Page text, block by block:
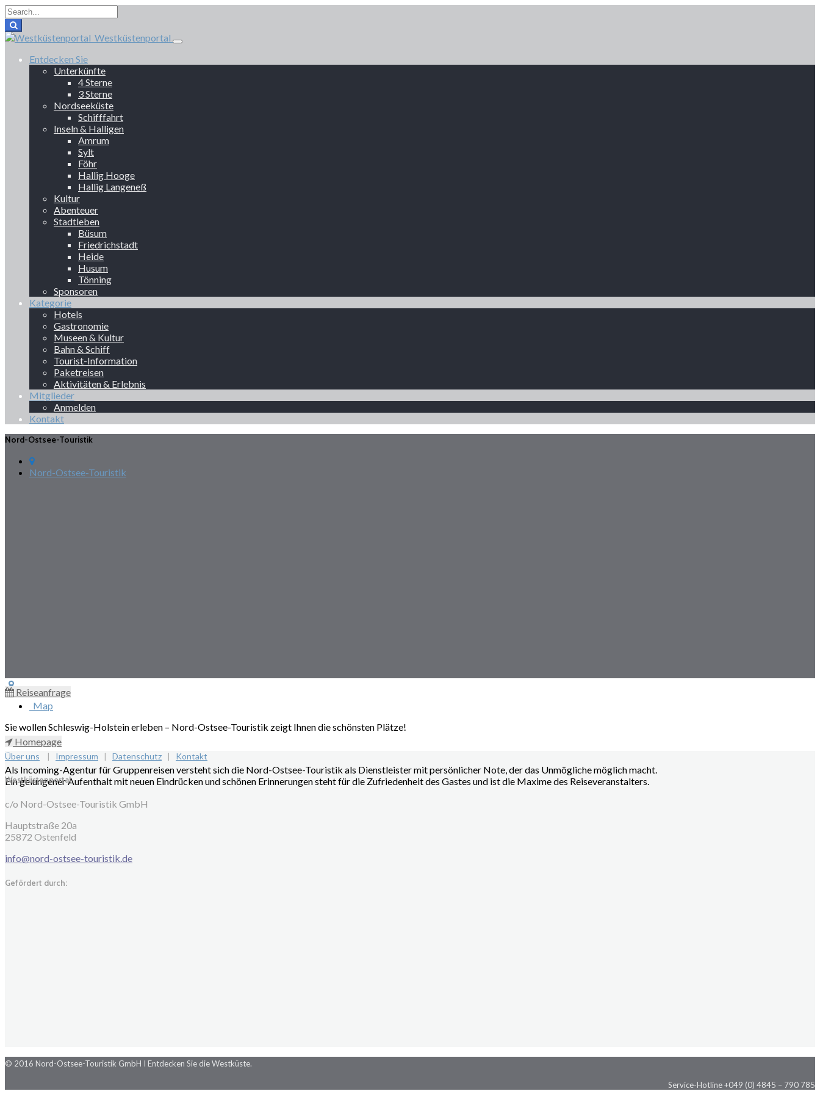
Westküstenportal
Entdecken Sie
Unterkünfte
4 Sterne
3 Sterne
Nordseeküste
Schifffahrt
Inseln & Halligen
Amrum
Sylt
Föhr
Hallig Hooge
Hallig Langeneß
Kultur
Abenteuer
Stadtleben
Büsum
Friedrichstadt
Heide
Husum
Tönning
Sponsoren
Kategorie
Hotels
Gastronomie
Museen & Kultur
Bahn & Schiff
Tourist-Information
Paketreisen
Aktivitäten & Erlebnis
Mitglieder
Anmelden
Kontakt
Nord-Ostsee-Touristik
Nord-Ostsee-Touristik
Toggle
navigation
Map
Sie wollen Schleswig-Holstein erleben – Nord-Ostsee-Touristik zeigt Ihnen die schönsten Plätze!
Als Incoming-Agentur für Gruppenreisen versteht sich die Nord-Ostsee-Touristik als Dienstleister mit persönlicher Note, der das Unmögliche möglich macht.
Ein gelungener Aufenthalt mit neuen Eindrücken und schönen Erinnerungen steht für die Zufriedenheit des Gastes und ist die Maxime des Reiseveranstalters.
Homepage
Reiseanfrage
Über uns | Impressum | Datenschutz | Kontakt
Westküstenportal
c/o Nord-Ostsee-Touristik GmbH
Hauptstraße 20a
25872 Ostenfeld
info@nord-ostsee-touristik.de
Gefördert durch:
© 2016 Nord-Ostsee-Touristik GmbH I Entdecken Sie die Westküste.
Service-Hotline +049 (0) 4845 – 790 785